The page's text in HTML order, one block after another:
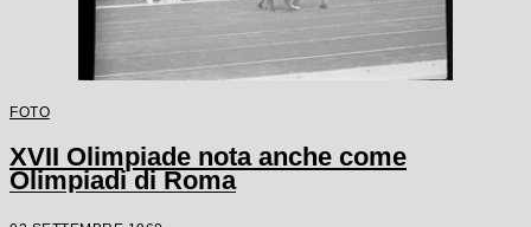
FOTO
XVII Olimpiade nota anche come
Olimpiadi di Roma